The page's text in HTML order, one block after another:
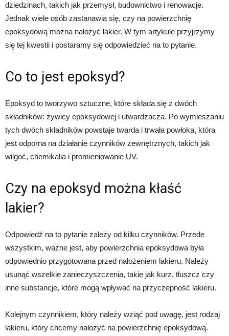
dziedzinach, takich jak przemysł, budownictwo i renowacje.
Jednak wiele osób zastanawia się, czy na powierzchnię
epoksydową można nałożyć lakier. W tym artykule przyjrzymy
się tej kwestii i postaramy się odpowiedzieć na to pytanie.
Co to jest epoksyd?
Epoksyd to tworzywo sztuczne, które składa się z dwóch
składników: żywicy epoksydowej i utwardzacza. Po wymieszaniu
tych dwóch składników powstaje twarda i trwała powłoka, która
jest odporna na działanie czynników zewnętrznych, takich jak
wilgoć, chemikalia i promieniowanie UV.
Czy na epoksyd można kłaść
lakier?
Odpowiedź na to pytanie zależy od kilku czynników. Przede
wszystkim, ważne jest, aby powierzchnia epoksydowa była
odpowiednio przygotowana przed nałożeniem lakieru. Należy
usunąć wszelkie zanieczyszczenia, takie jak kurz, tłuszcz czy
inne substancje, które mogą wpływać na przyczepność lakieru.
Kolejnym czynnikiem, który należy wziąć pod uwagę, jest rodzaj
lakieru, który chcemy nałożyć na powierzchnię epoksydową.